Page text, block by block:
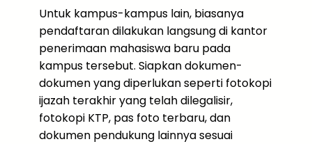
Untuk kampus-kampus lain, biasanya
pendaftaran dilakukan langsung di kantor
penerimaan mahasiswa baru pada
kampus tersebut. Siapkan dokumen-
dokumen yang diperlukan seperti fotokopi
ijazah terakhir yang telah dilegalisir,
fotokopi KTP, pas foto terbaru, dan
dokumen pendukung lainnya sesuai